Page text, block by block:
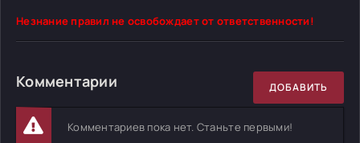
Незнание правил не освобождает от ответственности!
Комментарии ДОБАВИТЬ
Комментариев пока нет. Станьте первыми!